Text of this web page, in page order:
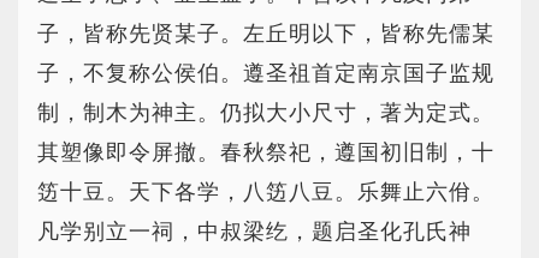
子，皆称先贤某子。左丘明以下，皆称先儒某
子，不复称公侯伯。遵圣祖首定南京国子监规
制，制木为神主。仍拟大小尺寸，著为定式。
其塑像即令屏撤。春秋祭祀，遵国初旧制，十
笾十豆。天下各学，八笾八豆。乐舞止六佾。
凡学别立一祠，中叔梁纥，题启圣化孔氏神